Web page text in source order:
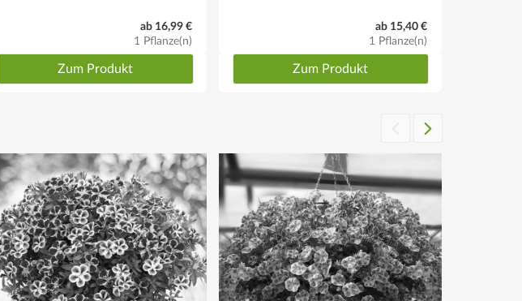
ab 16,99 €
1 Pflanze(n)
Zum Produkt
ab 15,40 €
1 Pflanze(n)
Zum Produkt